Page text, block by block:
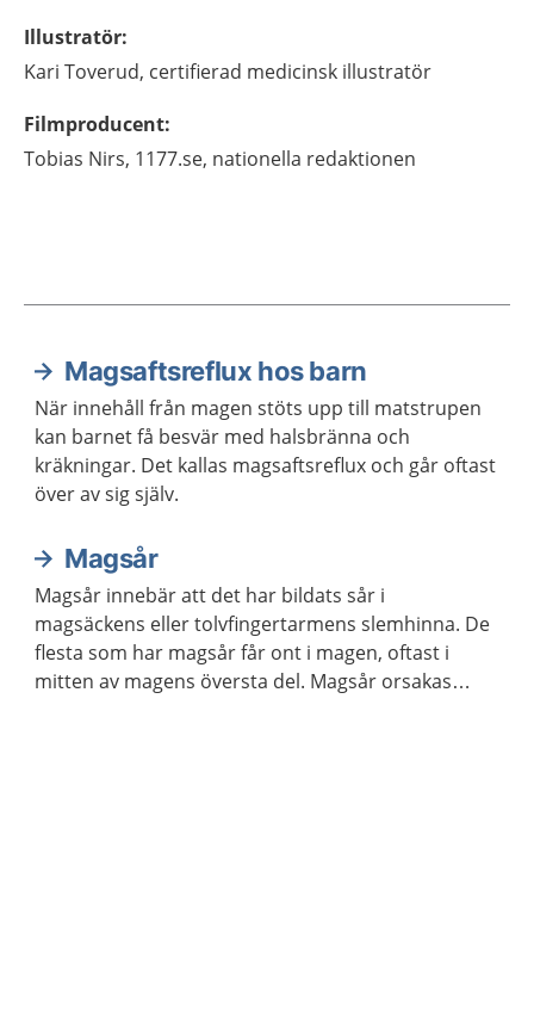
Illustratör:
Kari Toverud, certifierad medicinsk illustratör
Filmproducent:
Tobias Nirs, 1177.se, nationella redaktionen
Aktuella artiklar
Magsaftsreflux hos barn
När innehåll från magen stöts upp till matstrupen
kan barnet få besvär med halsbränna och
kräkningar. Det kallas magsaftsreflux och går oftast
över av sig själv.
Magsår
Magsår innebär att det har bildats sår i
magsäckens eller tolvfingertarmens slemhinna. De
flesta som har magsår får ont i magen, oftast i
mitten av magens översta del. Magsår orsakas